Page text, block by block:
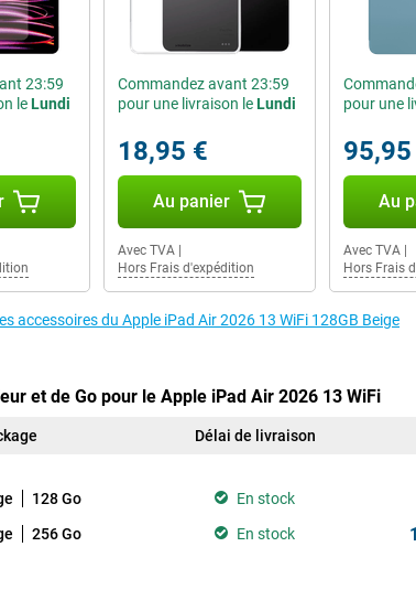
23:59
leLundi
Commandez avant 23:59
pour une livraison leLundi
18,95 €
Au panier
Avec TVA|
Hors Frais d'expédition
pour une
Au
Avec TVA|
Hors Frais
accessoires du Apple iPad Air 2026 13 WiFi 128GB Beige
et de Go pour le Apple iPad Air 2026 13 WiFi
Délai de livraison
128 Go En stock
256 Go En stock